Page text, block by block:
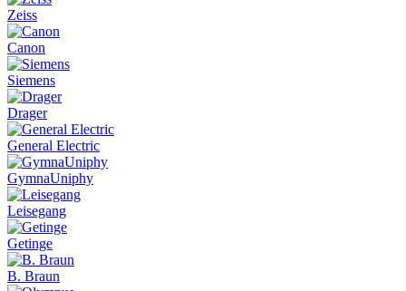
Zeiss
Canon
Siemens
Drager
General Electric
GymnaUniphy
Leisegang
Getinge
B. Braun